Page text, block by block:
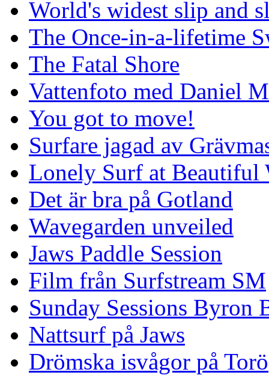
World's widest slip and
The Once-in-a-lifetime
The Fatal Shore
Vattenfoto med Daniel
You got to move!
Surfare jagad av
Lonely Surf at Beautiful
Det är bra på Gotland
Wavegarden unveiled
Jaws Paddle Session
Film från Surfstream SM
Sunday Sessions Byron
Nattsurf på Jaws
Drömska isvågor på Torö